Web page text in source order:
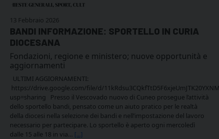
13 Febbraio 2026
BANDI INFORMAZIONE: SPORTELLO IN CURIA
DIOCESANA
Fondazioni, regione e ministero; nuove opportunità e
aggiornamenti
ULTIMI AGGIORNAMENTI:
https://drive.google.com/file/d/
usp=sharing Presso il Vescovado nuovo di Cuneo prosegue l’attività
dello sportello bandi, pensato come un aiuto pratico per le realtà
della diocesi nella selezione dei bandi e nell’impostazione del lavoro
necessario per partecipare. Lo sportello è aperto ogni mercoledì
dalle 15 alle 18 in via… [...]